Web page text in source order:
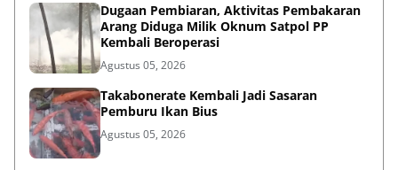
Dugaan Pembiaran, Aktivitas Pembakaran
Arang Diduga Milik Oknum Satpol PP
Kembali Beroperasi
Agustus 05, 2026
Takabonerate Kembali Jadi Sasaran
Pemburu Ikan Bius
Agustus 05, 2026